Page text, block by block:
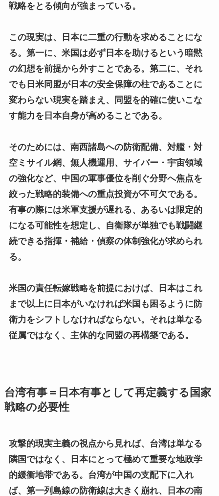
戦略をとる傾向が強まっている。
この現実は、日本に二重の行動を求めることにな
る。第一に、米国は必ず日本を助けるという暗黙
の幻想を前提から外すことである。第二に、それ
でも日米同盟が日本の安全保障の柱であることに
変わらない現実を踏まえ、同盟を的確に使いこな
す能力を日本自身が高めることである。
そのためには、南西諸島への防衛配備、対艦・対
空ミサイル網、無人機運用、サイバー・宇宙領域
の強化など、中国の軍事優位を削ぐ分野へ焦点を
絞った戦略的装備への重点投資が不可欠である。
有事の際には米軍支援が遅れる、あるいは限定的
になる可能性を想定し、自衛隊が単独でも戦闘継
続できる指揮・補給・偵察の体制強化が求められ
る。
米国の責任転嫁戦略を前提におけば、日本はこれ
まで以上に日本がいなければ米国も困るように防
衛力をシフトしなければならない。それは単なる
従属ではなく、主体的な同盟の再構築である。
台湾有事＝日本有事として再定義する国家
戦略の必要性
攻撃的現実主義の視点から見れば、台湾は単なる
隣国ではなく、日本にとって極めて重要な地政学
的緩衝地帯である。台湾が中国の支配下に入れ
ば、第一列島線の防衛線は大きく崩れ、日本の南